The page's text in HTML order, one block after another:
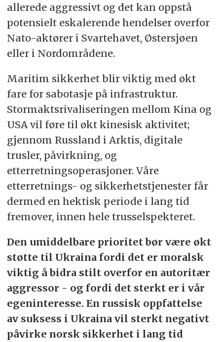
allerede aggressivt og det kan oppstå
potensielt eskalerende hendelser overfor
Nato-aktører i Svartehavet, Østersjøen
eller i Nordområdene.
Maritim sikkerhet blir viktig med økt
fare for sabotasje på infrastruktur.
Stormaktsrivaliseringen mellom Kina og
USA vil føre til økt kinesisk aktivitet;
gjennom Russland i Arktis, digitale
trusler, påvirkning, og
etterretningsoperasjoner. Våre
etterretnings- og sikkerhetstjenester får
dermed en hektisk periode i lang tid
fremover, innen hele trusselspekteret.
Den umiddelbare prioritet bør være økt
støtte til Ukraina fordi det er moralsk
viktig å bidra stilt overfor en autoritær
aggressor - og fordi det sterkt er i vår
egeninteresse. En russisk oppfattelse
av suksess i Ukraina vil sterkt negativt
påvirke norsk sikkerhet i lang tid